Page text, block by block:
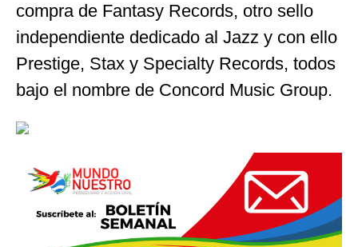
compra de Fantasy Records, otro sello
independiente dedicado al Jazz y con ello
Prestige, Stax y Specialty Records, todos
bajo el nombre de Concord Music Group.